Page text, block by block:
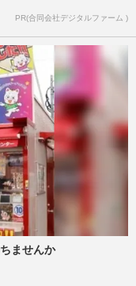
PR(合同会社デジタルファーム )
ませんか